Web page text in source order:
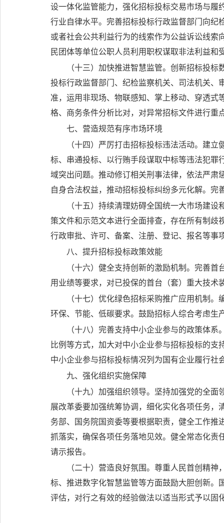
设一体化监管能力，强化招标投标交易市场与履
行业自律水平。完善招标投标行政监督部门向纪
或者社会公共利益行为的线索作为公益诉讼线
民团体等单位公职人员利用职权谋取非法利益
（十三）加快推进智慧监管。 创新招标投标
投标行政监督部门、纪检监察机关、司法机关、
准，运用非现场、物联感知、掌上移动、穿透
格、商务条件分析比对，对异常招标文件进行重
七、营造规范有序市场环境
（十四）严厉打击招标投标违法活动。 建立
标、串通投标、以行贿手段谋取中标等违法犯罪
域突出问题。推动修订相关刑事法律，依法严肃
自身合法权益，推动招标投标纠纷多元化解。
（十五）持续清理妨碍全国统一大市场建设
策文件和示范文本进行全面排查，存在所有制
行政审批、许可、备案、注册、登记、报名等事
八、提升招标投标政策效能
（十六）健全支持创新的激励机制。 完善首
用业绩等要求，对已投保的首台（套）重大技
（十七）优化绿色招标采购推广应用机制。
环保、节能、低碳要求。鼓励招标人综合考虑生
（十八）完善支持中小企业参与的政策体系
比例等方式，加大对中小企业参与招标投标的
中小企业参与招标投标情况列为国有企业履行社
九、强化组织实施保障
（十九）加强组织领导。 坚持加强党的全面
展改革委要加强统筹协调，细化实化各项任务
务部、国务院国资委等要根据职责，健全工作
抓落实，确保各项任务落地见效。健全常态化责
请示报告。
（二十）营造良好氛围。 尊重人民首创精神
标、推进数字化智慧监管等方面鼓励大胆创新。
评估，对行之有效的经验做法以适当形式予以固